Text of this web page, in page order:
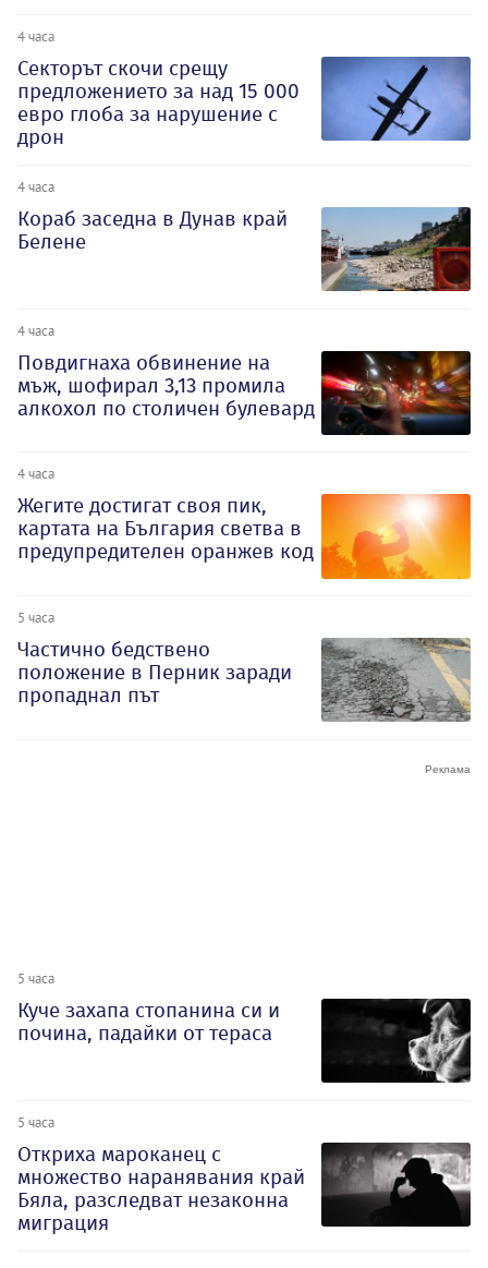
4 часа
Секторът скочи срещу
предложението за над 15 000
евро глоба за нарушение с
дрон
4 часа
Кораб заседна в Дунав край
Белене
4 часа
Повдигнаха обвинение на
мъж, шофирал 3,13 промила
алкохол по столичен булевард
4 часа
Жегите достигат своя пик,
картата на България светва в
предупредителен оранжев код
5 часа
Частично бедствено
положение в Перник заради
пропаднал път
5 часа
Куче захапа стопанина си и
почина, падайки от тераса
5 часа
Откриха мароканец с
множество наранявания край
Бяла, разследват незаконна
миграция